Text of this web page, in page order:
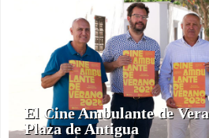
El Cine Ambulante de
Plaza de Antigua